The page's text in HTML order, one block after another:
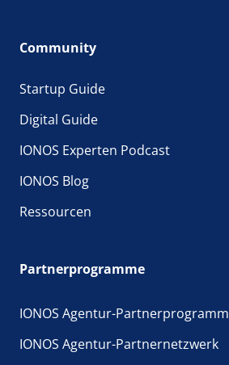
Community
Startup Guide
Digital Guide
IONOS Experten Podcast
IONOS Blog
Ressourcen
Partnerprogramme
IONOS Agentur-Partnerprogramm
IONOS Agentur-Partnernetzwerk